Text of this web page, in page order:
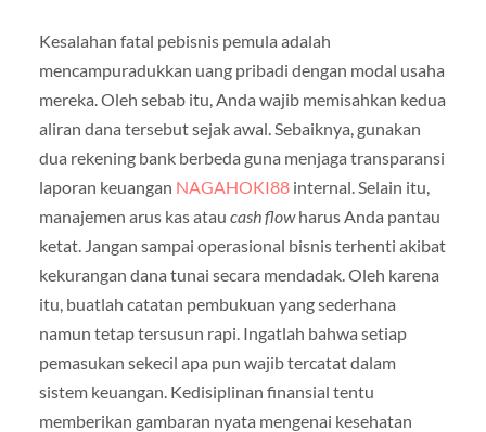
Kesalahan fatal pebisnis pemula adalah
mencampuradukkan uang pribadi dengan modal usaha
mereka. Oleh sebab itu, Anda wajib memisahkan kedua
aliran dana tersebut sejak awal. Sebaiknya, gunakan
dua rekening bank berbeda guna menjaga transparansi
laporan keuangan NAGAHOKI88internal. Selain itu,
manajemen arus kas atau cash flowharus Anda pantau
ketat. Jangan sampai operasional bisnis terhenti akibat
kekurangan dana tunai secara mendadak. Oleh karena
itu, buatlah catatan pembukuan yang sederhana
namun tetap tersusun rapi. Ingatlah bahwa setiap
pemasukan sekecil apa pun wajib tercatat dalam
sistem keuangan. Kedisiplinan finansial tentu
memberikan gambaran nyata mengenai kesehatan